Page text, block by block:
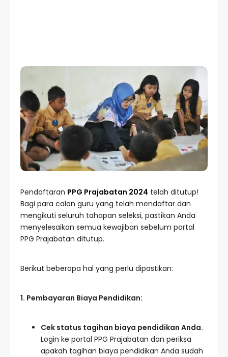
Pendaftaran PPG Prajabatan 2024 telah ditutup!
Bagi para calon guru yang telah mendaftar dan
mengikuti seluruh tahapan seleksi, pastikan Anda
menyelesaikan semua kewajiban sebelum portal
PPG Prajabatan ditutup.
Berikut beberapa hal yang perlu dipastikan:
1. Pembayaran Biaya Pendidikan:
Cek status tagihan biaya pendidikan Anda.
Login ke portal PPG Prajabatan dan periksa
apakah tagihan biaya pendidikan Anda sudah